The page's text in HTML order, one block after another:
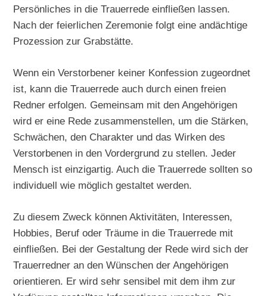
Persönliches in die Trauerrede einfließen lassen.
Nach der feierlichen Zeremonie folgt eine andächtige
Prozession zur Grabstätte.
Wenn ein Verstorbener keiner Konfession zugeordnet
ist, kann die Trauerrede auch durch einen freien
Redner erfolgen. Gemeinsam mit den Angehörigen
wird er eine Rede zusammenstellen, um die Stärken,
Schwächen, den Charakter und das Wirken des
Verstorbenen in den Vordergrund zu stellen. Jeder
Mensch ist einzigartig. Auch die Trauerrede sollten so
individuell wie möglich gestaltet werden.
Zu diesem Zweck können Aktivitäten, Interessen,
Hobbies, Beruf oder Träume in die Trauerrede mit
einfließen. Bei der Gestaltung der Rede wird sich der
Trauerredner an den Wünschen der Angehörigen
orientieren. Er wird sehr sensibel mit dem ihm zur